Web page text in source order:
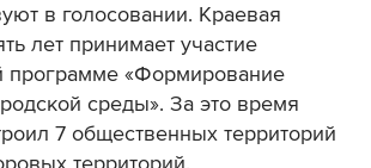
в голосовании. Краевая
лет принимает участие
программе «Формирование
среды». За это время
7 общественных территорий